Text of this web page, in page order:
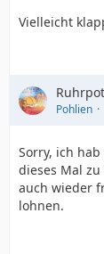
Vielleicht
Pohlien
Sorry, ich
dieses Mal
auch wieder
lohnen.